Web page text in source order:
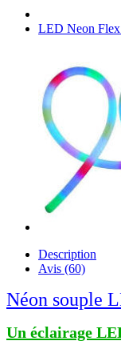
LED Neon
Description
Avis (60)
Néon souple
Un éclairage